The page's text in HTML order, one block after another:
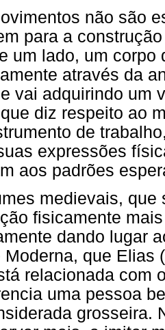
não são
para a
um lado, um corpo
através da
vai adquirindo um
diz respeito ao
de
expressões
aos padrões
medievais,
fisicamente
dando lugar
Moderna, que Elias
relacionada com
uma pessoa
grosseira.